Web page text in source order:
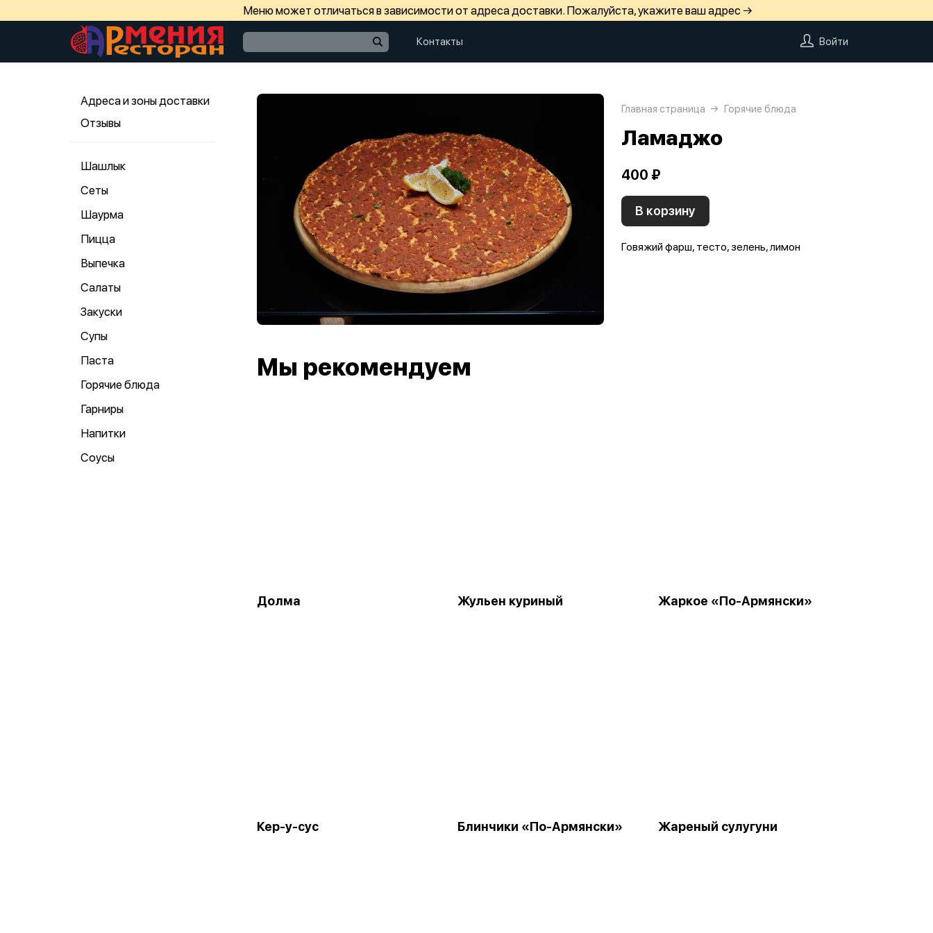
Меню может отличаться в зависимости от адреса доставки. Пожалуйста, укажите ваш адрес →
Контакты Войти
Адреса и зоны доставки
Отзывы
Шашлык
Сеты
Шаурма
Пицца
Выпечка
Салаты
Закуски
Супы
Паста
Горячие блюда
Гарниры
Напитки
Соусы
Главная страница Горячие блюда
Ламаджо
400 ₽
В корзину
Говяжий фарш, тесто, зелень, лимон
Мы рекомендуем
Долма Жульен куриный Жаркое «По-Армянски»
Кер-у-сус Блинчики «По-Армянски» Жареный сулугуни